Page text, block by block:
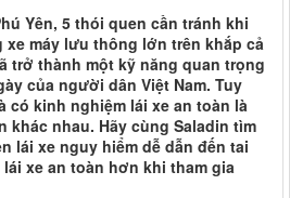
Yên, 5 thói quen cần tránh khi
xe máy lưu thông lớn trên khắp cả
trở thành một kỹ năng quan trọng
của người dân Việt Nam. Tuy
có kinh nghiệm lái xe an toàn là
khác nhau. Hãy cùng Saladin tìm
lái xe nguy hiểm dễ dẫn đến tai
xe an toàn hơn khi tham gia